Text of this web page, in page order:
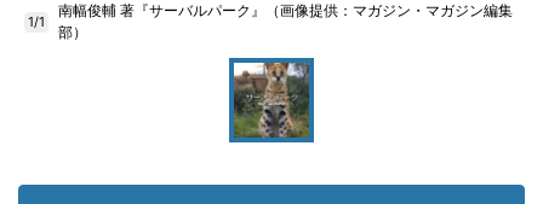
1/1
南幅俊輔 著『サーバルパーク』（画像提供：マガジン・マガジン編集
部）